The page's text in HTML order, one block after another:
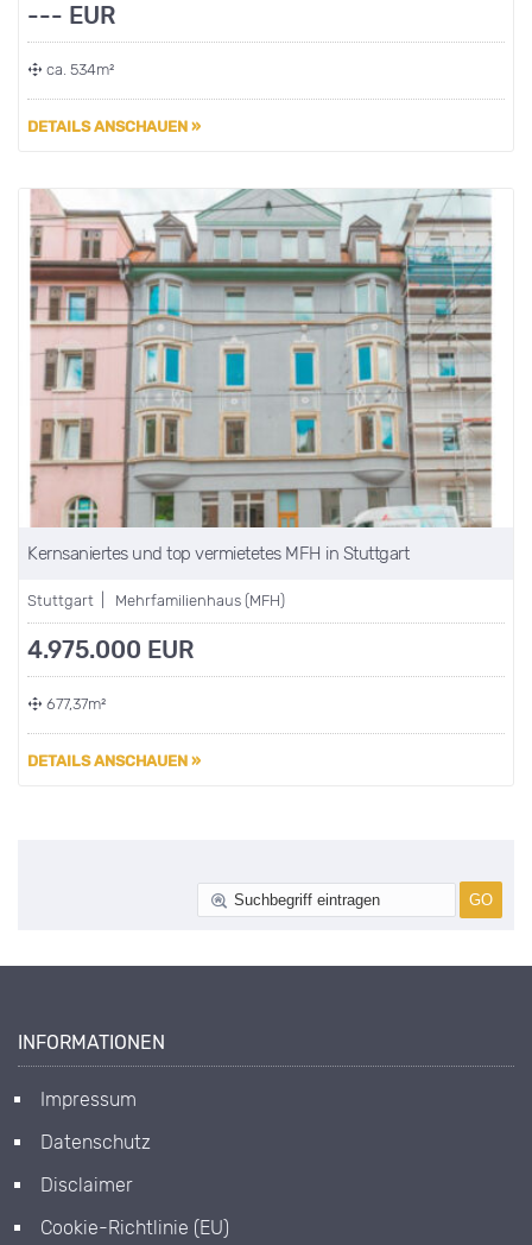
--- EUR
ca. 534m²
DETAILS ANSCHAUEN »
Kernsaniertes und top vermietetes MFH in Stuttgart
Stuttgart | Mehrfamilienhaus (MFH)
4.975.000 EUR
677,37m²
DETAILS ANSCHAUEN »
INFORMATIONEN
Impressum
Datenschutz
Disclaimer
Cookie-Richtlinie (EU)